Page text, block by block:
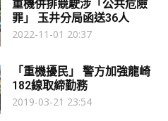
重機併排競駛涉「公共危險
罪」 玉井分局函送36人
2022-11-01 20:37
「重機擾民」 警方加強龍崎
182線取締勤務
2019-03-21 23:54